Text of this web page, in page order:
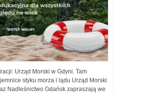
Urząd Morski w Gdyni. Tam
styku morza i lądu Urząd Morski
Nadleśnictwo Gdańsk zapraszają we